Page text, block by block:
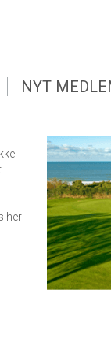
NYT
her